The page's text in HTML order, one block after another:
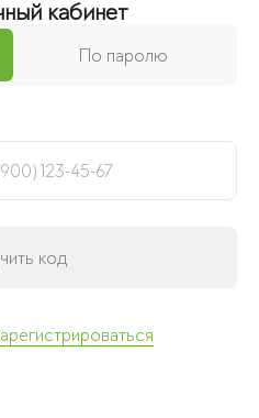
кабинет
По паролю
код